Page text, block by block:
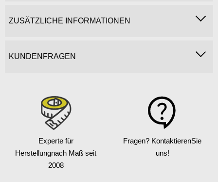
ZUSÄTZLICHE INFORMATIONEN
KUNDENFRAGEN
Experte für
Herstellungnach Maß seit
2008
Fragen? KontaktierenSie
uns!